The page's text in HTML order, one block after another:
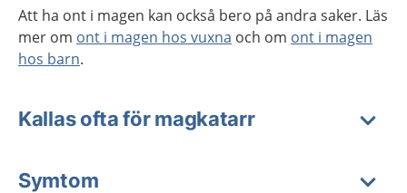
Att ha ont i magen kan också bero på andra saker. Läs
mer om ont i magen hos vuxna och om ont i magen
hos barn.
Kallas ofta för magkatarr
Symtom